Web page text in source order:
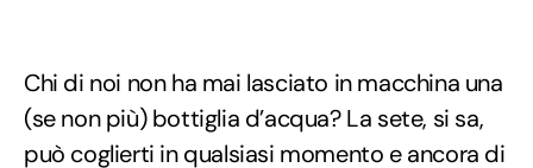
Chi di noi non ha mai lasciato in macchina una
(se non più) bottiglia d’acqua? La sete, si sa,
può coglierti in qualsiasi momento e ancora di